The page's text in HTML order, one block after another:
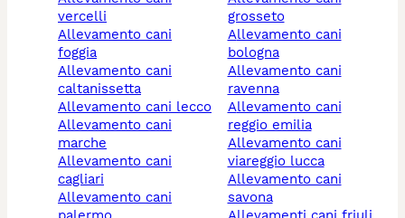
vercelli
allevamento cani
foggia
allevamento cani
caltanissetta
allevamento cani lecco
allevamento cani
marche
allevamento cani
cagliari
allevamento cani
grosseto
allevamento cani
bologna
allevamento cani
ravenna
allevamento cani
reggio emilia
allevamento cani
viareggio lucca
allevamento cani
savona